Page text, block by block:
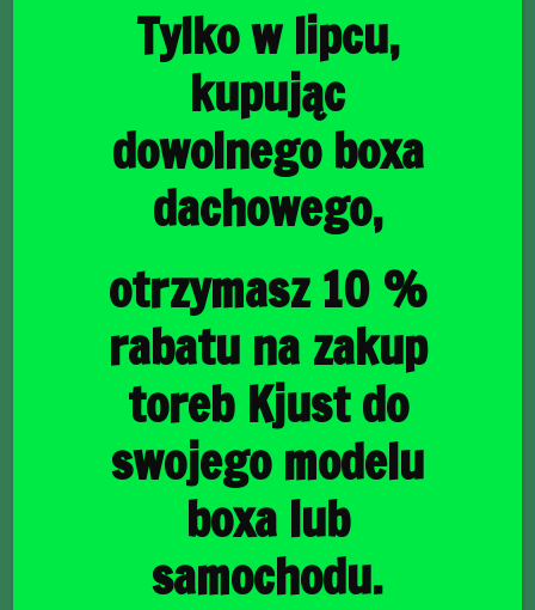
Torby do bagażnika
2022 TORBY DO BAGAŻNIKA 4 SZT
MERCEDES-BENZ GLC
2015-2022 TORBY DO
BAGAŻNIKA 4 SZT
1240,00zł
Tylko w lipcu,
kupując
dowolnego boxa
dachowego,
otrzymasz 10 %
rabatu na zakup
toreb Kjust do
swojego modelu
boxa lub
samochodu.